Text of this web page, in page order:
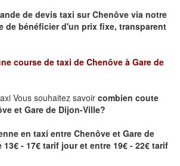
de devis taxi surChenôve via notre
de bénéficierd'un prix fixe, transparent
course de taxi de Chenôve à Gare de
Vous souhaitez savoir combien coute
et Gare de Dijon-Ville?
en taxi entre Chenôve et Gare de
- 17€ tarif jour et entre 19€ - 22€ tarif